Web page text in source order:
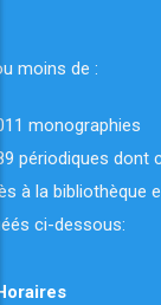
moins de :
monographies
périodiques dont
à la bibliothèque
ci-dessous: